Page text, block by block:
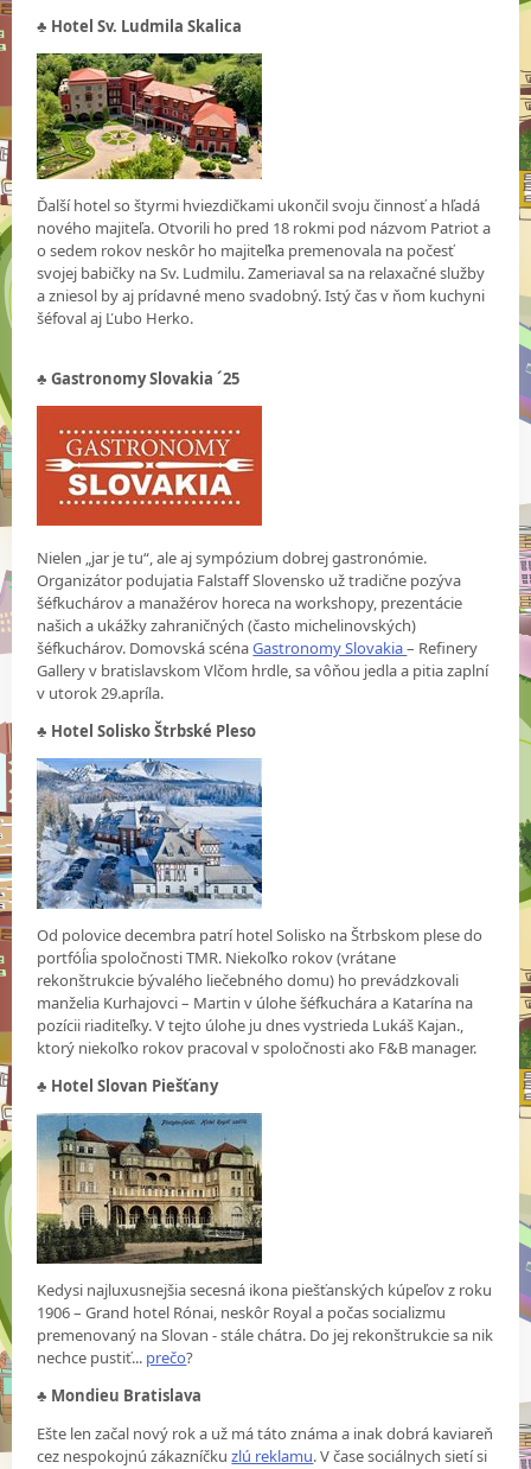
♣ Hotel Sv. Ludmila Skalica
Ďalší hotel so štyrmi hviezdičkami ukončil svoju činnosť a hľadá
nového majiteľa. Otvorili ho pred 18 rokmi pod názvom Patriot a
o sedem rokov neskôr ho majiteľka premenovala na počesť
svojej babičky na Sv. Ludmilu. Zameriaval sa na relaxačné služby
a zniesol by aj prídavné meno svadobný. Istý čas v ňom kuchyni
šéfoval aj Ľubo Herko.
♣Gastronomy Slovakia ´25
Nielen „jar je tu“, ale aj sympózium dobrej gastronómie.
Organizátor podujatia Falstaff Slovensko už tradične pozýva
šéfkuchárov a manažérov horeca na workshopy, prezentácie
našich a ukážky zahraničných (často michelinovských)
šéfkuchárov. Domovská scénaGastronomy Slovakia– Refinery
Gallery v bratislavskom Vlčom hrdle, sa vôňou jedla a pitia zaplní
v utorok 29.apríla.
♣ Hotel Solisko Štrbské Pleso
Od polovice decembra patrí hotel Solisko na Štrbskom plese do
portfóĺia spoločnosti TMR. Niekoľko rokov (vrátane
rekonštrukcie bývalého liečebného domu) ho prevádzkovali
manželia Kurhajovci – Martin v úlohe šéfkuchára a Katarína na
pozícii riaditeľky. V tejto úlohe ju dnes vystrieda Lukáš Kajan.,
ktorý niekoľko rokov pracoval v spoločnosti ako F&B manager.
♣ Hotel Slovan Piešťany
Kedysi najluxusnejšia secesná ikona piešťanských kúpeľov z roku
1906 – Grand hotel Rónai, neskôr Royal a počas socializmu
premenovaný na Slovan - stále chátra. Do jej rekonštrukcie sa nik
nechce pustiť... prečo?
♣ Mondieu Bratislava
Ešte len začal nový rok a už má táto známa a inak dobrá kaviareň
cez nespokojnú zákazníčkuzlú reklamu. V čase sociálnych sietí si